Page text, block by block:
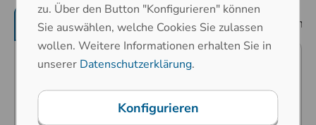
Produktmerkmale mechanische
Sehr kompaktes Design – hoher
Bedienkomfort auf kleinstem Raum
Prädestiniert für industrielle,
zu. Über den Button "Konfigurieren" können
Sie auswählen, welche Cookies Sie zulassen
wollen. Weitere Informationen erhalten Sie in
unserer Datenschutzerklärung.
Konfigurieren